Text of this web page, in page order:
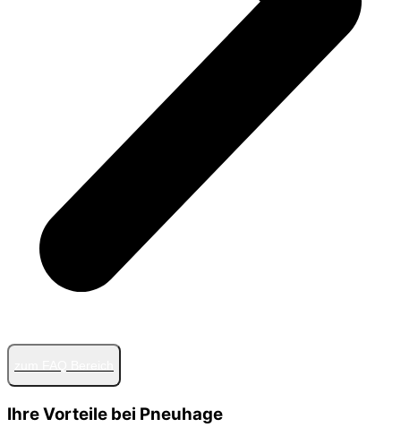
Ihre Vorteile bei Pneuhage